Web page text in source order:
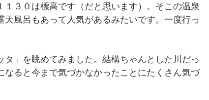
３０は標高です（だと思います）。そこの温泉
天風呂もあって人気があるみたいです。一度行っ
」を眺めてみました。結構ちゃんとした川だっ
ると今まで気づかなかったことにたくさん気づ